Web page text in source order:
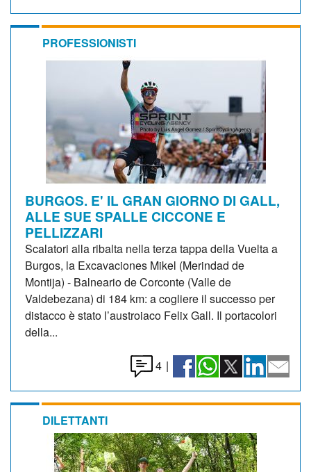
PROFESSIONISTI
BURGOS. E' IL GRAN GIORNO DI GALL,
ALLE SUE SPALLE CICCONE E
PELLIZZARI
Scalatori alla ribalta nella terza tappa della Vuelta a
Burgos, la Excavaciones Mikel (Merindad de
Montija) - Balneario de Corconte (Valle de
Valdebezana) di 184 km: a cogliere il successo per
distacco è stato l’austroiaco Felix Gall. Il portacolori
della...
4 |
DILETTANTI